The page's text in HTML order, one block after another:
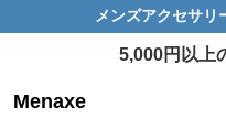
メンズアクセサリ
5,000円以上
Menaxe